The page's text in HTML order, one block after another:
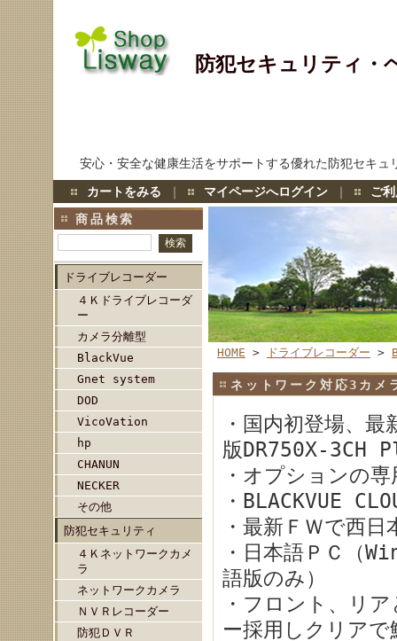
防犯セキュリティ・
安心・安全な健康生活をサポートする優れた防犯セキ
カートをみる ｜ マイページへログイン ｜
ご
商品検索
ドライブレコーダー
４Ｋドライブレコーダ
ー
カメラ分離型
BlackVue
Gnet system
DOD
VicoVation
hp
CHANUN
NECKER
その他
防犯セキュリティ
４Ｋネットワークカメ
ラ
ネットワークカメラ
ＮＶＲレコーダー
防犯ＤＶＲ
HOME > ドライブレコーダー >
ネットワーク対応3カ
・国内初登場、
版DR750X-3CH
・オプションの
・BLACKVUE
・最新ＦＷで西
・日本語ＰＣ（
語版のみ）
・フロント、リ
ー採用しクリアで